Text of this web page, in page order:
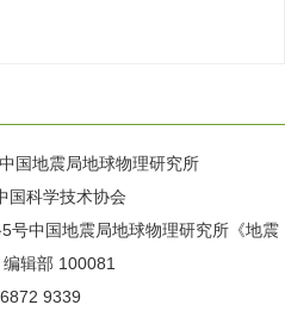
国地震局地球物理研究所
国科学技术协会
号中国地震局地球物理研究所《地震
辑部 100081
6872 9339